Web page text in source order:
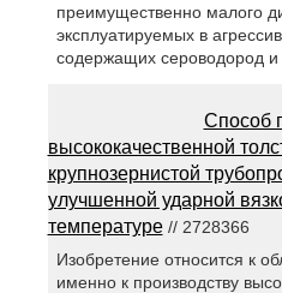
преимущественно малого
эксплуатируемых в
содержащих сероводород и
Способ
высококачественной
крупнозернистой
улучшенной ударной
температуре// 2728366
Изобретение относится к
именно к производству